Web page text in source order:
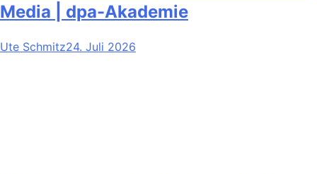
Media | dpa-Akademie
Ute Schmitz24. Juli 2026